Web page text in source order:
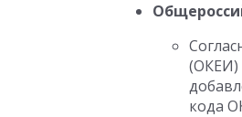
(ОКЕИ)
кода